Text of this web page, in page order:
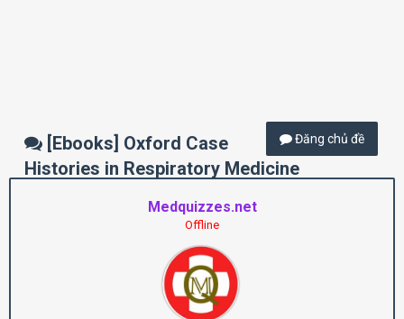
Đăng chủ đề
[Ebooks] Oxford Case
Histories in Respiratory Medicine
Medquizzes.net
Offline